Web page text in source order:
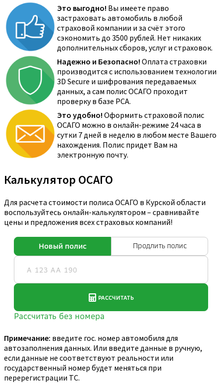
Это выгодно! Вы имеете право
застраховать автомобиль в любой
страховой компании и за счёт этого
сэкономить до 3500 рублей. Нет никаких
дополнительных сборов, услуг и страховок.
Надежно и Безопасно! Оплата страховки
производится с использованием технологии
3D Secure и шифрования передаваемых
данных, а сам полис ОСАГО проходит
проверку в базе РСА.
Это удобно! Оформить страховой полис
ОСАГО можно в онлайн-режиме 24 часа в
сутки 7 дней в неделю в любом месте Вашего
нахождения. Полис придет Вам на
электронную почту.
Калькулятор ОСАГО
Для расчета стоимости полиса ОСАГО в Курской области
воспользуйтесь онлайн-калькулятором – сравнивайте
цены и предложения всех страховых компаний!
Примечание: введите гос. номер автомобиля для
автозаполнения данных. Или введите данные в ручную,
если данные не соответствуют реальности или
государственный номер будет меняться при
перерегистрации ТС.